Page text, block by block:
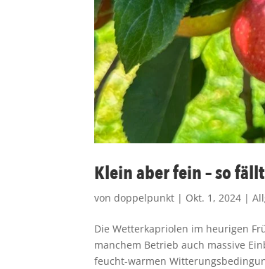
Klein aber fein – so
vondoppelpunkt | Okt. 1, 2024 |
Die Wetterkapriolen im heurigen
manchem Betrieb auch massive
feucht-warmen